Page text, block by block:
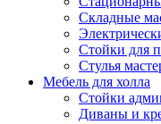
Складные
Стойки для
Стулья
Мебель для холла
Стойки
Диваны и